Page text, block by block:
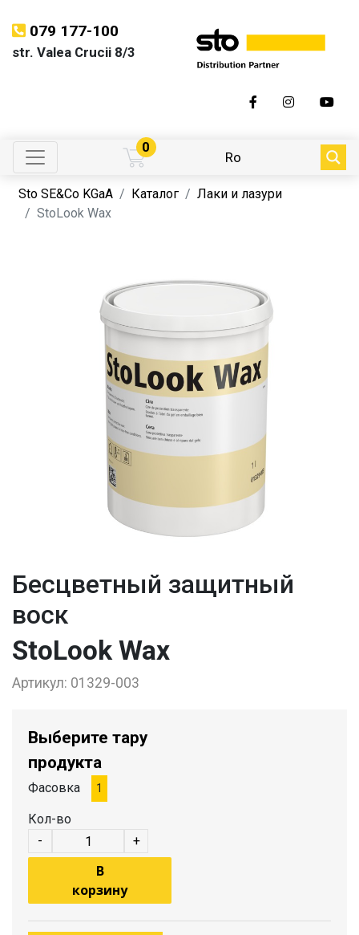
079 177-100
str. Valea Crucii 8/3
0
Ro
Sto SE&Co KGaA Каталог
Лаки и лазури
StoLook Wax
Бесцветный защитный
воск
StoLook Wax
Артикул: 01329-003
Выберите тару
продукта
Фасовка 1
Кол-во
-
+
В
корзину